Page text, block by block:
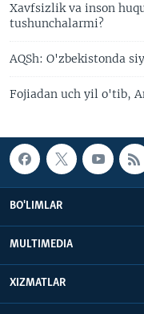
Xavfsizlik va inson
tushunchalarmi?
AQSh: O'zbekistonda
Fojiadan uch yil o'tib,
BO'LIMLAR
MULTIMEDIA
XIZMATLAR